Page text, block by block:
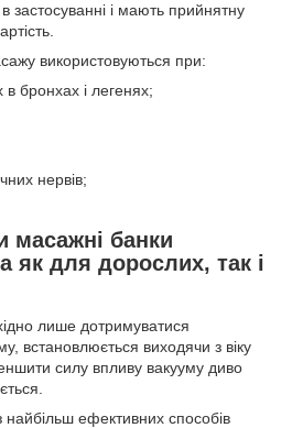
застосуванні і мають прийнятну
використовуються при:
бронхах і легенях;
нервів;
масажні банки
як для дорослих, так і
лише дотримуватися
встановлюється виходячи з віку
силу впливу вакууму диво
ефективних способів